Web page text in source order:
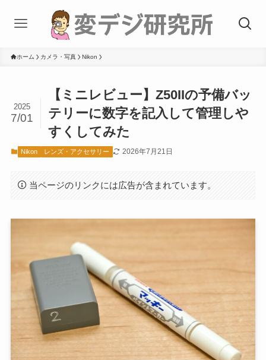
ホーム カメラ・写真 Nikon
【ミニレビュー】Z50IIの予備バッ
テリーに数字を記入して管理しや
すくしてみた
2025
7/01
Nikon レンズ・アクセサリー 2026年7月21日
当ページのリンクには広告が含まれています。